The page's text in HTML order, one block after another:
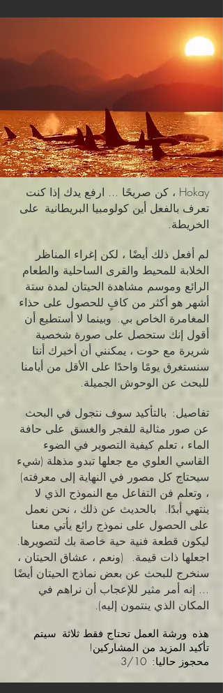
Hokay ، كن صريحًا ... ارفع يدك إذا كنت
تعرف بالفعل أين كولومبيا البريطانية على
الخريطة.
لم أفعل ذلك أيضًا ، لكن إغراء المناظر
الخلابة للمحيط والقرى الساحلية والطعام
الرائع وموسم مشاهدة الحيتان لمدة ستة
أشهر هو أكثر من كافٍ للحصول على حذاء
المغامرة الخاص بي. وبينما لا أستطيع أن
أقول إنك ستحصل على صورة شخصية
شريرة مع حوت ، يمكنني أن أخبرك أننا
سنستغرق يومًا واحدًا على الأقل من أيامنا
للبحث عن الوحوش الجميلة.
تفاصيل: بالتأكيد سوف نتجول في البحث
عن صور مثالية للفجر والغسق على حافة
الماء ، تعلم كيفية التصوير في الضوء
القاسي العلوي مع جعلها تبدو مذهلة (شيء
سيحتاج كل مصور في النهاية إلى معرفته)
، وتعلم فن التفاعل مع النموذج الذي لا
ينتهي أبدًا.
بالحديث عن ذلك ، نحن نعمل
على الحصول على نموذج رائع يأتي معنا
ليكون قطعة فنية حية خاصة بك لتصويرها.
اجعلها ذات قيمة.
(ونعم ، عشاق الحيتان ،
سنخرج للبحث عن بعض نماذج الحيتان أيضًا
... إنه أمر مثير للإعجاب أن نراهم في
المكان الذي ينتمون إليه).
هذه ورشة العمل تحتاج فقط ثلاثة سيتم
تأكيد المزيد من المشاركين!
محجوز حاليا: 3/10